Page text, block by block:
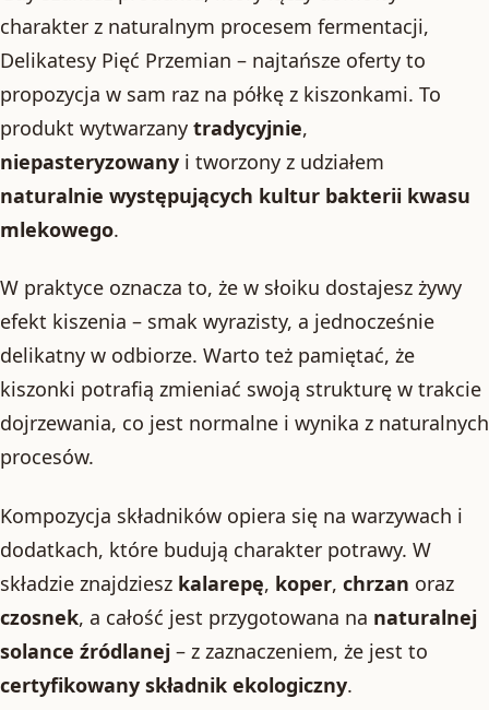
charakter z naturalnym procesem fermentacji,
Delikatesy Pięć Przemian – najtańsze oferty to
propozycja w sam raz na półkę z kiszonkami. To
produkt wytwarzany tradycyjnie,
niepasteryzowany i tworzony z udziałem
naturalnie występujących kultur bakterii kwasu
mlekowego.
W praktyce oznacza to, że w słoiku dostajesz żywy
efekt kiszenia – smak wyrazisty, a jednocześnie
delikatny w odbiorze. Warto też pamiętać, że
kiszonki potrafią zmieniać swoją strukturę w trakcie
dojrzewania, co jest normalne i wynika z naturalnych
procesów.
Kompozycja składników opiera się na warzywach i
dodatkach, które budują charakter potrawy. W
składzie znajdziesz kalarepę, koper, chrzan oraz
czosnek, a całość jest przygotowana na naturalnej
solance źródlanej – z zaznaczeniem, że jest to
certyfikowany składnik ekologiczny.